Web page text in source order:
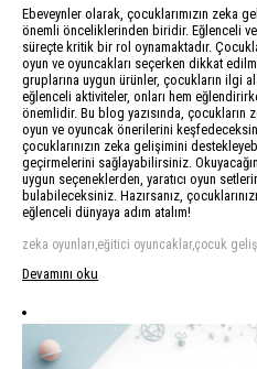
Ebeveynler olarak, çocuklarımızın zeka
önemli önceliklerinden biridir. Eğlenceli
süreçte kritik bir rol oynamaktadır.
oyun ve oyuncakları seçerken dikkat
gruplarına uygun ürünler, çocukların ilgi
eğlenceli aktiviteler, onları hem
önemlidir. Bu blog yazısında, çocukların
oyun ve oyuncak önerilerini
çocuklarınızın zeka gelişimini
geçirmelerini sağlayabilirsiniz.
uygun seçeneklerden, yaratıcı oyun
bulabileceksiniz. Hazırsanız,
eğlenceli dünyaya adım atalım!
zeka oyunları,eğitici oyuncaklar,çocuk
Devamını oku